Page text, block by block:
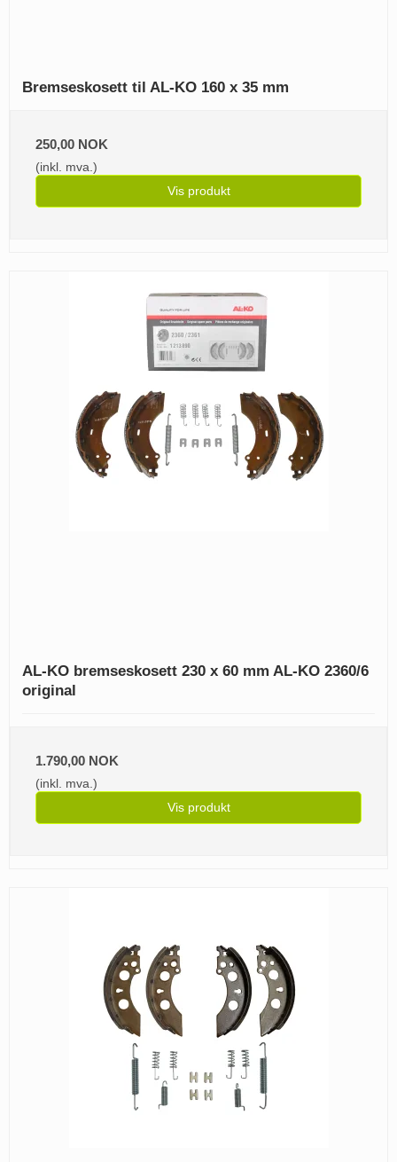
Bremseskosett til AL-KO 160 x 35 mm
250,00 NOK
(inkl. mva.)
Vis produkt
AL-KO bremseskosett 230 x 60 mm AL-KO 2360/6
original
1.790,00 NOK
(inkl. mva.)
Vis produkt